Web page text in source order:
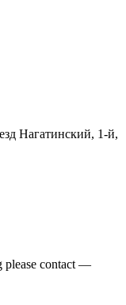
Нагатинский, 1-й,
please contact —